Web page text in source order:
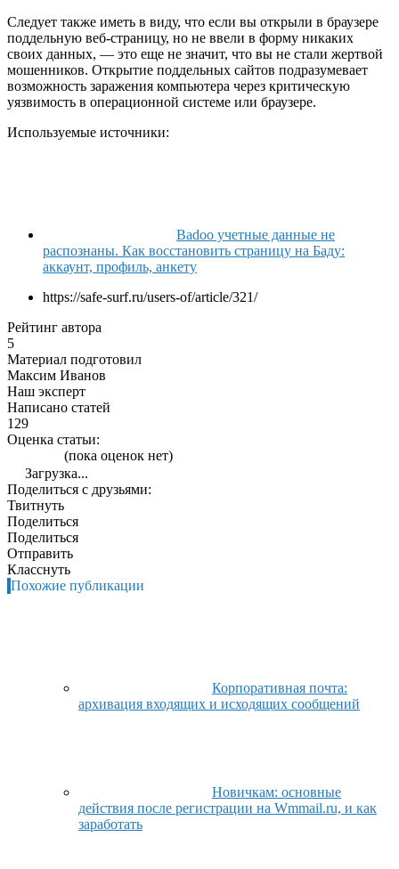
Следует также иметь в виду, что если вы открыли в браузере
поддельную веб-страницу, но не ввели в форму никаких
своих данных, — это еще не значит, что вы не стали жертвой
мошенников. Открытие поддельных сайтов подразумевает
возможность заражения компьютера через критическую
уязвимость в операционной системе или браузере.
Используемые источники:
Badoo учетные данные не
распознаны. Как восстановить страницу на Баду:
аккаунт, профиль, анкету
https://safe-surf.ru/users-of/article/321/
Рейтинг автора
5
Материал подготовил
Максим Иванов
Наш эксперт
Написано статей
129
Оценка статьи:
(пока оценок нет)
Загрузка...
Поделиться с друзьями:
Твитнуть
Поделиться
Поделиться
Отправить
Класснуть
Похожие публикации
Корпоративная почта:
архивация входящих и исходящих сообщений
Новичкам: основные
действия после регистрации на Wmmail.ru, и как
заработать